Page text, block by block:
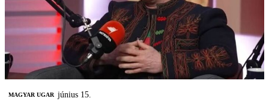
MAGYAR UGAR június 15.